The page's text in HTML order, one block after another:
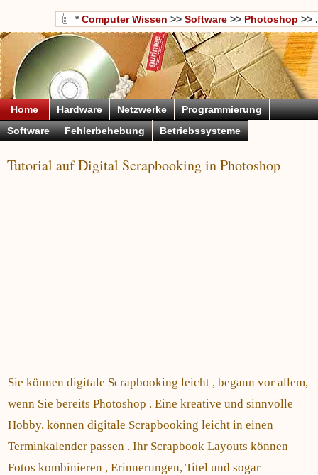
*Computer Wissen >> Software >> Photoshop >> .
Home Hardware Netzwerke
Programmierung
Software
Fehlerbehebung Betriebssysteme
Tutorial auf Digital Scrapbooking in Photoshop
Sie können digitale Scrapbooking leicht , begann vor allem,
wenn Sie bereits Photoshop . Eine kreative und sinnvolle
Hobby, können digitale Scrapbooking leicht in einen
Terminkalender passen . Ihr Scrapbook Layouts können
Fotos kombinieren , Erinnerungen, Titel und sogar